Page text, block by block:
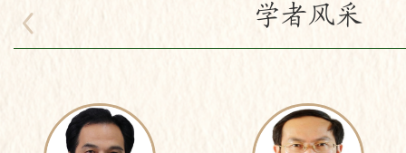
学者风采